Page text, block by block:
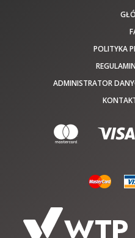
POLITYKA
ADMINISTRATOR